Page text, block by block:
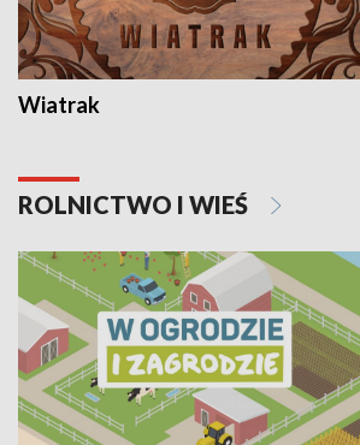
Wiatrak
ROLNICTWO I WIEŚ